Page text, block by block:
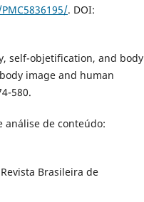
. DOI:
self-objetification, and body
image and human
580.
análise de conteúdo:
Brasileira de